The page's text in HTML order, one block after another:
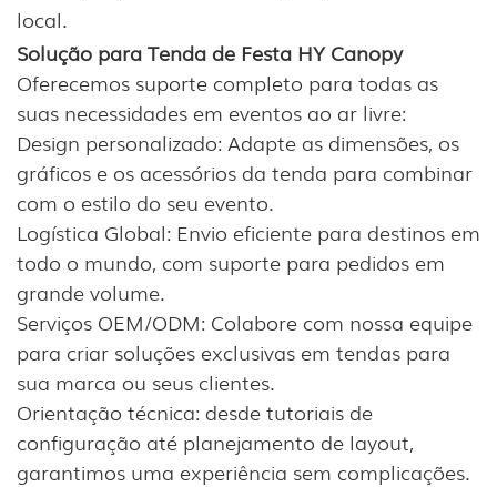
local.
Solução para Tenda de Festa HY Canopy
Oferecemos suporte completo para todas as
suas necessidades em eventos ao ar livre:
Design personalizado: Adapte as dimensões, os
gráficos e os acessórios da tenda para combinar
com o estilo do seu evento.
Logística Global: Envio eficiente para destinos em
todo o mundo, com suporte para pedidos em
grande volume.
Serviços OEM/ODM: Colabore com nossa equipe
para criar soluções exclusivas em tendas para
sua marca ou seus clientes.
Orientação técnica: desde tutoriais de
configuração até planejamento de layout,
garantimos uma experiência sem complicações.